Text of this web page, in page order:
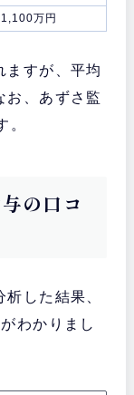
万円
ますが、平均
お、あずさ監
。
の口コ
した結果、
わかりまし